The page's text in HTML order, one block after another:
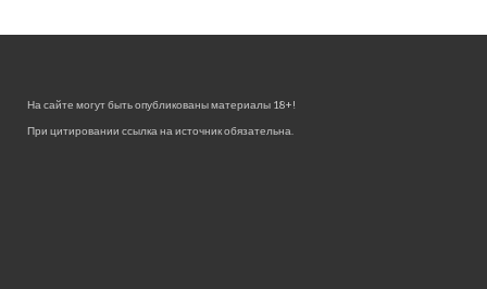
На сайте могут быть опубликованы материалы 18+!
При цитировании ссылка на источник обязательна.